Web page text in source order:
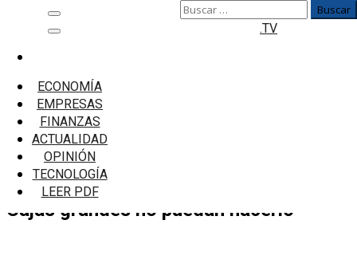
Menú
principal
ECONOMÍA
EMPRESAS
FINANZAS
ACTUALIDAD
OPINIÓN
TECNOLOGÍA
LEER PDF
Buscar:
.TV
Caja Trujillo: No es posible que bancos pequeños
emitan tarjetas de crédito y Cajas grandes no
puedan hacerlo
Caja Trujillo: No es posible que bancos
pequeños emitan tarjetas de crédito y
Cajas grandes no puedan hacerlo